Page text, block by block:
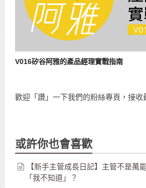
V016矽谷阿雅的產品經理實戰指南
歡迎「讚」一下我們的粉絲專頁，接收
或許你也會喜歡
【新手主管成長日記】主管不是萬
「我不知道」？